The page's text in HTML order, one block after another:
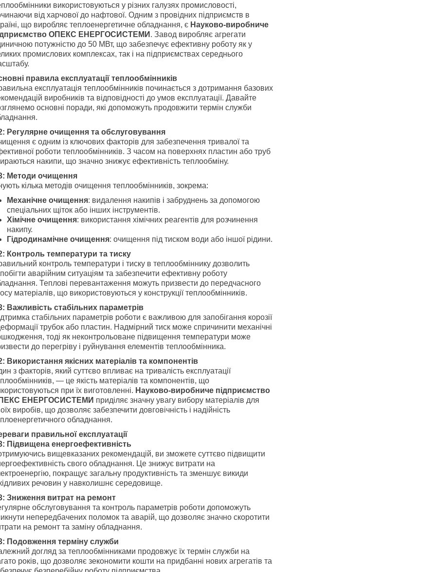
використовуються у різних галузях промисловості,
від харчової до нафтової. Одним з провідних підприємств в
що виробляє теплоенергетичне обладнання, є Науково-виробниче
ОПЕКС ЕНЕРГОСИСТЕМИ . Завод виробляє агрегати
потужністю до 50 МВт, що забезпечує ефективну роботу як у
промислових комплексах, так і на підприємствах середнього
правила експлуатації теплообмінників
експлуатація теплообмінників починається з дотримання базових
виробників та відповідності до умов експлуатації. Давайте
основні поради, які допоможуть продовжити термін служби
Регулярне очищення та обслуговування
є одним із ключових факторів для забезпечення тривалої та
роботи теплообмінників. З часом на поверхнях пластин або труб
накипи, що значно знижує ефективність теплообміну.
Методи очищення
кілька методів очищення теплообмінників, зокрема:
Механічне очищення: видалення накипів і забруднень за допомогою
спеціальних щіток або інших інструментів.
Хімічне очищення: використання хімічних реагентів для розчинення
накипу.
Гідродинамічне очищення: очищення під тиском води або іншої рідини.
Контроль температури та тиску
контроль температури і тиску в теплообміннику дозволить
аварійним ситуаціям та забезпечити ефективну роботу
Теплові перевантаження можуть призвести до передчасного
матеріалів, що використовуються у конструкції теплообмінників.
Важливість стабільних параметрів
стабільних параметрів роботи є важливою для запобігання корозії
трубок або пластин. Надмірний тиск може спричинити механічні
тоді як неконтрольоване підвищення температури може
до перегріву і руйнування елементів теплообмінника.
Використання якісних матеріалів та компонентів
з факторів, який суттєво впливає на тривалість експлуатації
— це якість матеріалів та компонентів, що
при їх виготовленні. Науково-виробниче підприємство
ЕНЕРГОСИСТЕМИ приділяє значну увагу вибору матеріалів для
виробів, що дозволяє забезпечити довговічність і надійність
обладнання.
правильної експлуатації
Підвищена енергоефективність
вищевказаних рекомендацій, ви зможете суттєво підвищити
свого обладнання. Це знижує витрати на
покращує загальну продуктивність та зменшує викиди
речовин у навколишнє середовище.
Зниження витрат на ремонт
обслуговування та контроль параметрів роботи допоможуть
непередбачених поломок та аварій, що дозволяє значно скоротити
на ремонт та заміну обладнання.
Подовження терміну служби
догляд за теплообмінниками продовжує їх термін служби на
років, що дозволяє зекономити кошти на придбанні нових агрегатів та